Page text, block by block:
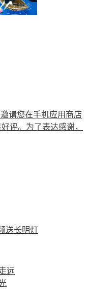
请您在手机应用商店
评。为了表达感谢，
送长明灯
远